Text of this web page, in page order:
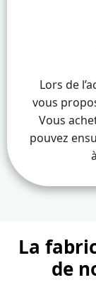
Lors de
vous
Vous
pouvez
La
de